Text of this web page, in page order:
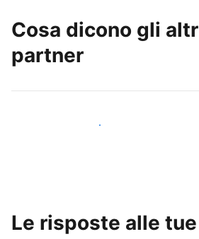
Cosa dicono gli
partner
Unisciti ad altri host come te
Le risposte alle